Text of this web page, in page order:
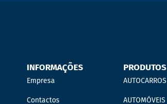
INFORMAÇÕES
Empresa
Contactos
PRODUTOS
AUTOCARROS
AUTOMÓVEIS